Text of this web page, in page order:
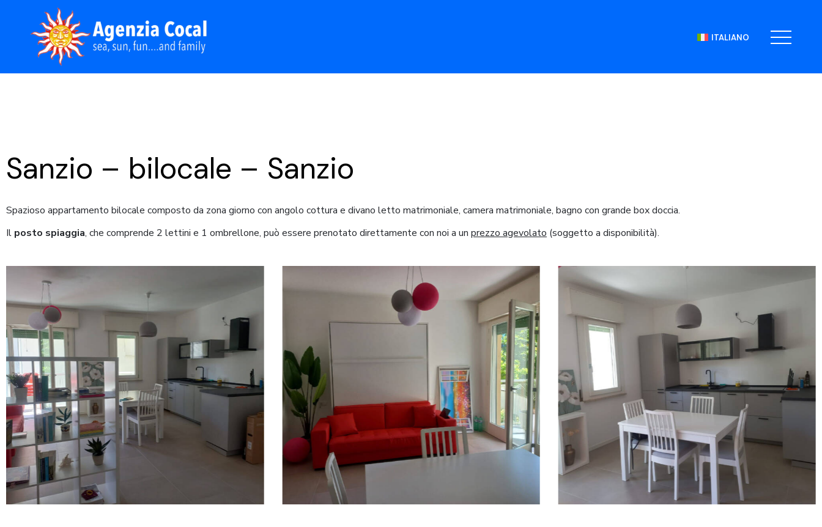
content ITALIANO
Sanzio – bilocale – Sanzio
Spazioso appartamento bilocale composto da zona giorno con angolo cottura e divano letto matrimoniale, camera matrimoniale, bagno con grande box doccia.
Il posto spiaggia, che comprende 2 lettini e 1 ombrellone, può essere prenotato direttamente con noi a un prezzo agevolato (soggetto a disponibilità).